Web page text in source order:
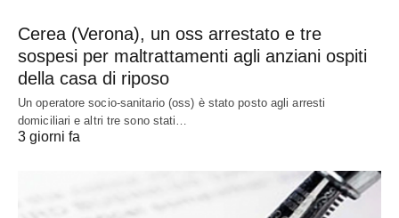
Cerea (Verona), un oss arrestato e tre
sospesi per maltrattamenti agli anziani ospiti
della casa di riposo
Un operatore socio-sanitario (oss) è stato posto agli arresti
domiciliari e altri tre sono stati…
3 giorni fa